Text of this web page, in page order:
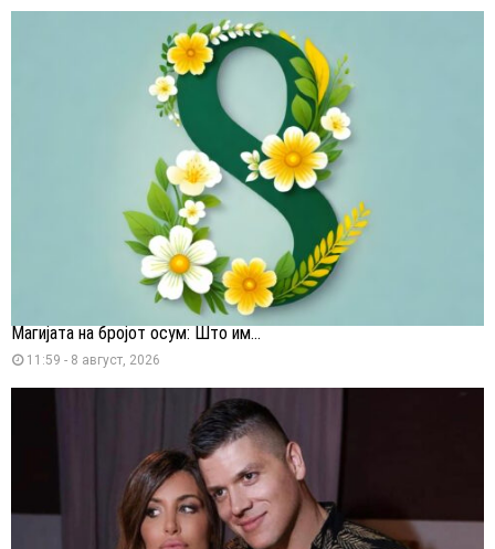
Магијата на бројот осум: Што им...
11:59 - 8 август, 2026